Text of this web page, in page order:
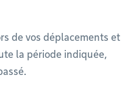
de vos déplacements et
la période indiquée,